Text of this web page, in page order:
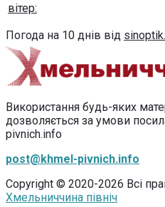
вітер:
Погода на 10 днів від
Використання будь-яких
дозволяється за умови
pivnich.info
post@khmel-pivnich.info
Copyright © 2020-2026 Всі
Хмельниччина північ